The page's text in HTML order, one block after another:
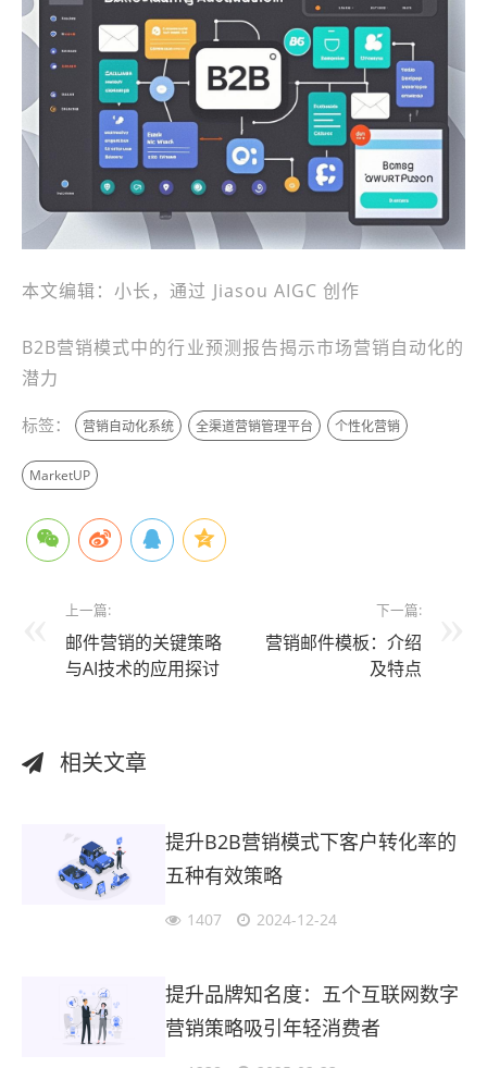
本文编辑：小长，通过 Jiasou AIGC 创作
B2B营销模式中的行业预测报告揭示市场营销自动化的
潜力
标签： 营销自动化系统 全渠道营销管理平台 个性化营销
MarketUP
上一篇:
邮件营销的关键策略
与AI技术的应用探讨
下一篇:
营销邮件模板：介绍
及特点
相关文章
提升B2B营销模式下客户转化率的
五种有效策略
1407 2024-12-24
提升品牌知名度：五个互联网数字
营销策略吸引年轻消费者